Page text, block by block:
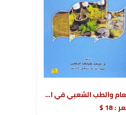
الطعام والطب الشعبي في الأردن
18 $